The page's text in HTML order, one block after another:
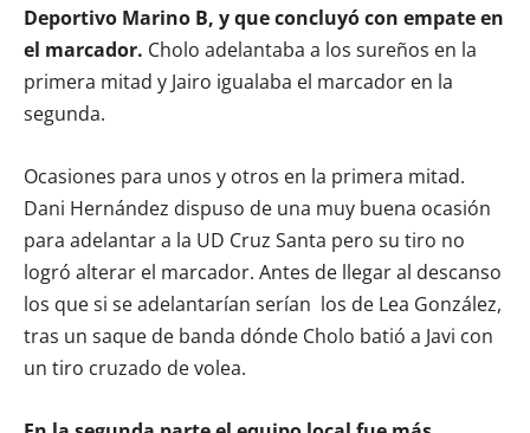
Deportivo Marino B, y que concluyó con empate en
el marcador. Cholo adelantaba a los sureños en la
primera mitad y Jairo igualaba el marcador en la
segunda.
Ocasiones para unos y otros en la primera mitad.
Dani Hernández dispuso de una muy buena ocasión
para adelantar a la UD Cruz Santa pero su tiro no
logró alterar el marcador. Antes de llegar al descanso
los que si se adelantarían serían los de Lea González,
tras un saque de banda dónde Cholo batió a Javi con
un tiro cruzado de volea.